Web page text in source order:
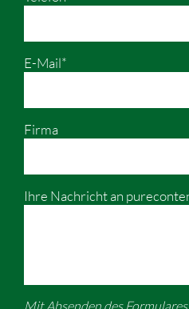
E-Mail*
Firma
Ihre Nachricht an
Mit Absenden des